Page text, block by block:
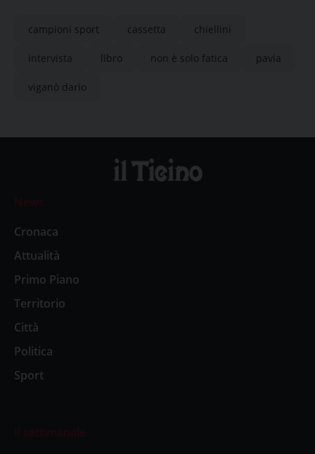
campioni sport cassetta chiellini
intervista libro non è solo fatica pavia
viganò dario
News
Cronaca
Attualità
Primo Piano
Territorio
Città
Politica
Sport
Il settimanale